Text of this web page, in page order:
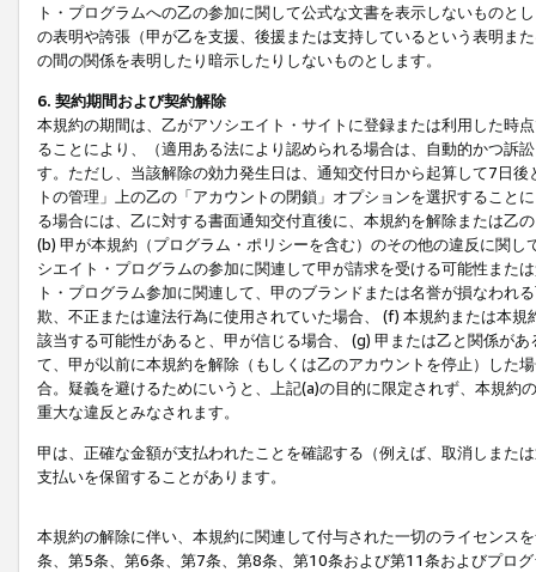
ト・プログラムへの乙の参加に関して公式な文書を表示しないもの
の表明や誇張（甲が乙を支援、後援または支持しているという表明ま
の間の関係を表明したり暗示したりしないものとします。
6. 契約期間および契約解除
本規約の期間は、乙がアソシエイト・サイトに登録または利用した時
ることにより、（適用ある法により認められる場合は、自動的かつ訴
す。ただし、当該解除の効力発生日は、通知交付日から起算して7日
トの管理」上の乙の「アカウントの閉鎖」オプションを選択するこ
る場合には、乙に対する書面通知交付直後に、本規約を解除または乙
(b) 甲が本規約（プログラム・ポリシーを含む）のその他の違反に関
シエイト・プログラムの参加に関連して甲が請求を受ける可能性また
ト・プログラム参加に関連して、甲のブランドまたは名誉が損なわれ
欺、不正または違法行為に使用されていた場合、 (f) 本規約または本
該当する可能性があると、甲が信じる場合、 (g) 甲または乙と関係が
て、甲が以前に本規約を解除（もしくは乙のアカウントを停止）した
合。疑義を避けるためにいうと、上記(a)の目的に限定されず、本規
重大な違反とみなされます。
甲は、正確な金額が支払われたことを確認する（例えば、取消しまた
支払いを保留することがあります。
本規約の解除に伴い、本規約に関連して付与された一切のライセンス
条、第5条、第6条、第7条、第8条、第10条および第11条およびプロ